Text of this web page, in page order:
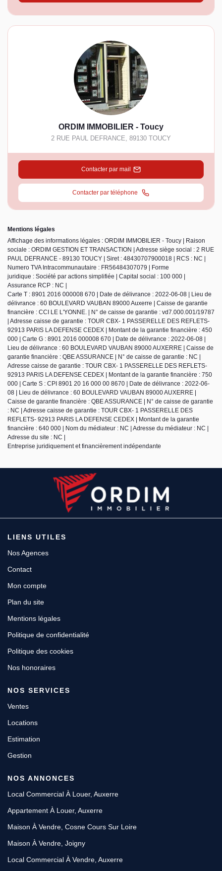
ORDIM IMMOBILIER - Toucy
2 RUE PAUL DEFRANCE 89130 TOUCY
Contacter par mail
Contacter par téléphone
Mentions légales
Affichage des informations légales : ORDIM IMMOBILIER - Toucy | Raison
sociale : ORDIM GESTION ET TRANSACTION | Adresse siège social : 2 RUE
PAUL DEFRANCE - 89130 TOUCY | Siret : 48430707900018 | RCS : NC |
Numero TVA Intracommunautaire : FR56484307079 | Forme
juridique : Société par actions simplifiée | Capital social : 100 000 |
Assurance RCP : NC |
Carte T : 8901 2016 000008 670 | Date de délivrance : 2022-06-08 | Lieu de
délivrance : 60 BOULEVARD VAUBAN 89000 Auxerre | Caisse de garantie
financière : CCI LE L'YONNE. | N° de caisse de garantie : vd7.000.001/19787
| Adresse caisse de garantie : TOUR CBX- 1 PASSERELLE DES REFLETS-
92913 PARIS LA DEFENSE CEDEX | Montant de la garantie financière : 450
000 | Carte G : 8901 2016 000008 670 | Date de délivrance : 2022-06-08 |
Lieu de délivrance : 60 BOULEVARD VAUBAN 89000 AUXERRE | Caisse de
garantie financière : QBE ASSURANCE | N° de caisse de garantie : NC |
Adresse caisse de garantie : TOUR CBX- 1 PASSERELLE DES REFLETS-
92913 PARIS LA DEFENSE CEDEX | Montant de la garantie financière : 750
000 | Carte S : CPI 8901 20 16 000 00 8670 | Date de délivrance : 2022-06-
08 | Lieu de délivrance : 60 BOULEVARD VAUBAN 89000 AUXERRE |
Caisse de garantie financière : QBE ASSURANCE | N° de caisse de garantie
: NC | Adresse caisse de garantie : TOUR CBX- 1 PASSERELLE DES
REFLETS- 92913 PARIS LA DEFENSE CEDEX | Montant de la garantie
financière : 640 000 | Nom du médiateur : NC | Adresse du médiateur : NC |
Adresse du site : NC |
Entreprise juridiquement et financièrement indépendante
LIENS UTILES
Nos Agences
Contact
Mon compte
Plan du site
Mentions légales
Politique de confidentialité
Politique des cookies
Nos honoraires
NOS SERVICES
Ventes
Locations
Estimation
Gestion
NOS ANNONCES
Local Commercial À Louer, Auxerre
Appartement À Louer, Auxerre
Maison À Vendre, Cosne Cours Sur Loire
Maison À Vendre, Joigny
Local Commercial À Vendre, Auxerre